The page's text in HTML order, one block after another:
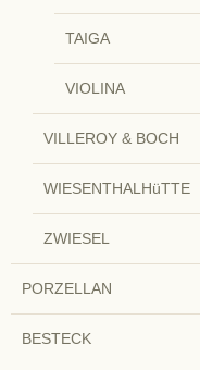
TAIGA
VIOLINA
VILLEROY & BOCH
WIESENTHALHüTTE
ZWIESEL
PORZELLAN
BESTECK